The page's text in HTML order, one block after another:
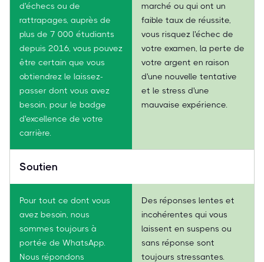
d'échecs ou de
rattrapages, auprès de
plus de 7 000 étudiants
depuis 2016, vous pouvez
être certain que vous
obtiendrez le laissez-
passer dont vous avez
besoin, pour le badge
d'excellence de votre
carrière.
marché ou qui ont un
faible taux de réussite,
vous risquez l'échec de
votre examen, la perte de
votre argent en raison
d'une nouvelle tentative
et le stress d'une
mauvaise expérience.
Soutien
Pour tout ce dont vous
avez besoin, nous
sommes toujours à
portée de WhatsApp.
Nous répondons
Des réponses lentes et
incohérentes qui vous
laissent en suspens ou
sans réponse sont
toujours stressantes.